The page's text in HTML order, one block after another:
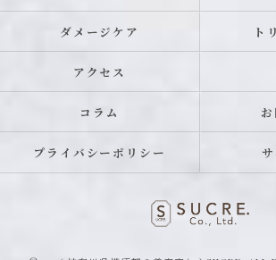
ダメージケア ト
アクセス
コラム
プライバシーポリシー